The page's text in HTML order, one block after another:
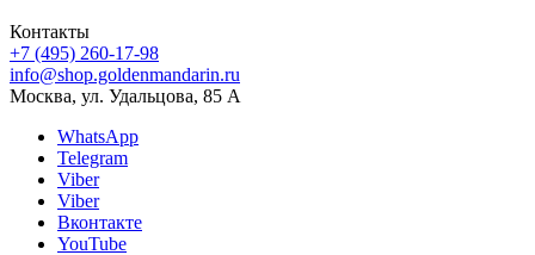
Контакты
+7 (495) 260-17-98
info@shop.goldenmandarin.ru
Москва, ул. Удальцова, 85 А
WhatsApp
Telegram
Viber
Viber
Вконтакте
YouTube